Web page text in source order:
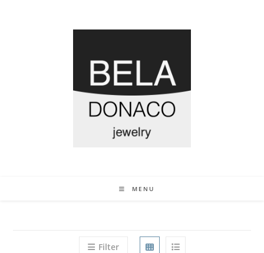
MENU
Filter